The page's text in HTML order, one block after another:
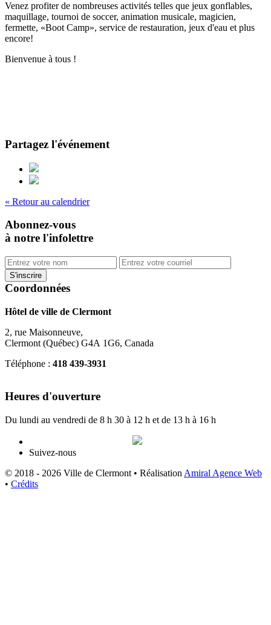
Venez profiter de nombreuses activités telles que jeux gonflables,
maquillage, tournoi de soccer, animation musicale, magicien,
fermette, «Boot Camp», service de restauration, jeux d'eau et plus
encore!
Bienvenue à tous !
Partagez l'événement
« Retour au calendrier
Abonnez-vous
à notre l'infolettre
Coordonnées
Hôtel de ville de Clermont
2, rue Maisonneuve,
Clermont (Québec) G4A 1G6, Canada
Téléphone : 418 439-3931
Heures d'ouverture
Du lundi au vendredi de 8 h 30 à 12 h et de 13 h à 16 h
Suivez-nous
© 2018 - 2026 Ville de Clermont • Réalisation Amiral Agence Web
• Crédits